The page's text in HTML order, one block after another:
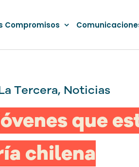
Compromisos
Tercera, Noticias
que
chilena